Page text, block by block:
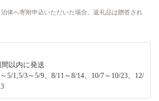
体へ寄附申込いただいた場合、返礼品は贈答され
以内に発送
5/1,5/3～5/9、8/11～8/14、10/7～10/23、12/